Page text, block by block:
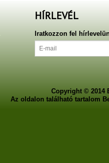
HÍRLEVÉL
Iratkozzon fel
Copyright © 2014
Az oldalon található tartalom